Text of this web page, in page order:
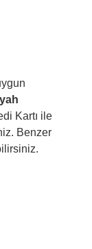
Kartı ile
Benzer